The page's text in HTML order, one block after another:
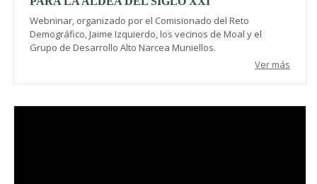
Webninar, organizado por el Comisionado del Reto
Demográfico, Jaime Izquierdo, los vecinos de Moal y el
Grupo de Desarrollo Alto Narcea Muniellos.
Ver más